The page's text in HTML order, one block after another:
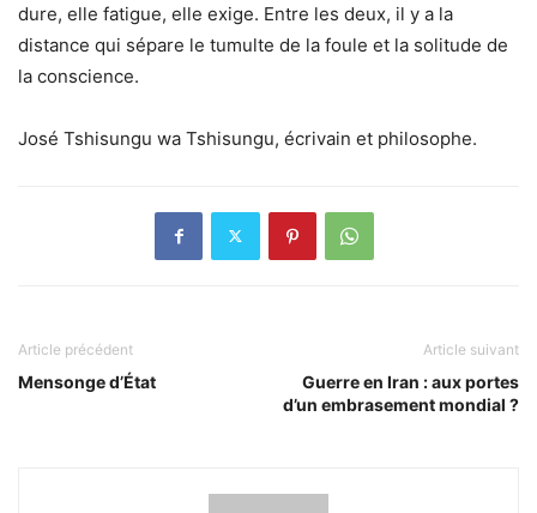
dure, elle fatigue, elle exige. Entre les deux, il y a la
distance qui sépare le tumulte de la foule et la solitude de
la conscience.
José Tshisungu wa Tshisungu, écrivain et philosophe.
Article précédent
Mensonge d’État
Article suivant
Guerre en Iran : aux portes
d’un embrasement mondial ?